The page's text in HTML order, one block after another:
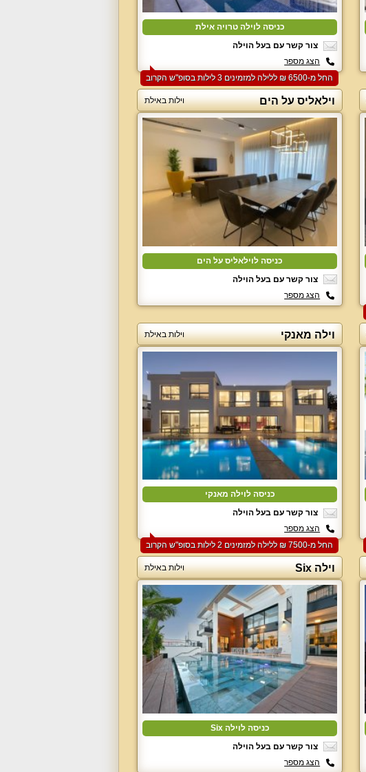
כניסה לוילה טרויה אילת
צור קשר עם בעל הוילה
הצג מספר
החל מ-‏6500 ₪ ללילה למזמינים 3 לילות בסופ"ש הקרוב
וילאליס על הים וילות באילת
כניסה לוילאליס על הים
צור קשר עם בעל הוילה
הצג מספר
וילה מאנקי וילות באילת
כניסה לוילה מאנקי
צור קשר עם בעל הוילה
הצג מספר
החל מ-‏7500 ₪ ללילה למזמינים 2 לילות בסופ"ש הקרוב
וילה Six וילות באילת
כניסה לוילה Six
צור קשר עם בעל הוילה
הצג מספר